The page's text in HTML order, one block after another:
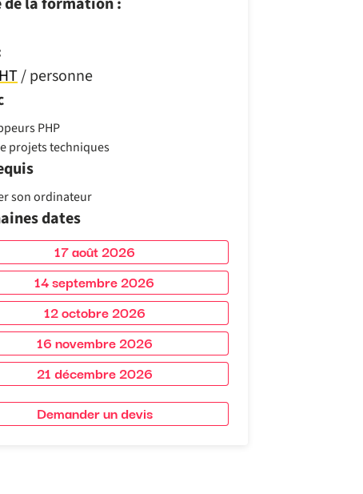
/ personne
PHP
projets techniques
son ordinateur
dates
17 août 2026
14 septembre 2026
12 octobre 2026
16 novembre 2026
21 décembre 2026
Demander un devis